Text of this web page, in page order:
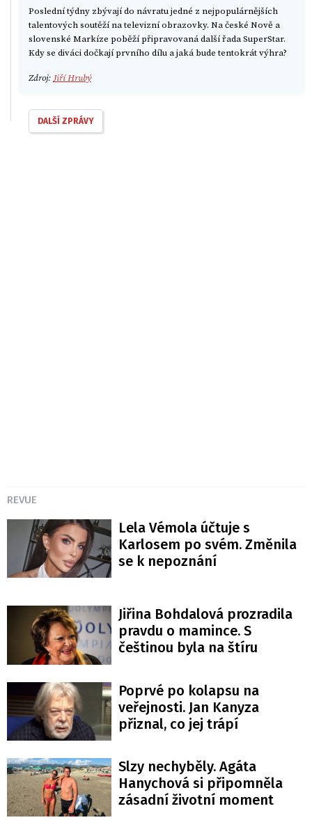
Poslední týdny zbývají do návratu jedné z nejpopulárnějších
talentových soutěží na televizní obrazovky. Na české Nově a
slovenské Markíze poběží připravovaná další řada SuperStar.
Kdy se diváci dočkají prvního dílu a jaká bude tentokrát výhra?
Zdroj: Jiří Hrubý
DALŠÍ ZPRÁVY
REVUE
Lela Vémola účtuje s
Karlosem po svém. Změnila
se k nepoznání
Jiřina Bohdalová prozradila
pravdu o mamince. S
češtinou byla na štíru
Poprvé po kolapsu na
veřejnosti. Jan Kanyza
přiznal, co jej trápí
Slzy nechyběly. Agáta
Hanychová si připomněla
zásadní životní moment